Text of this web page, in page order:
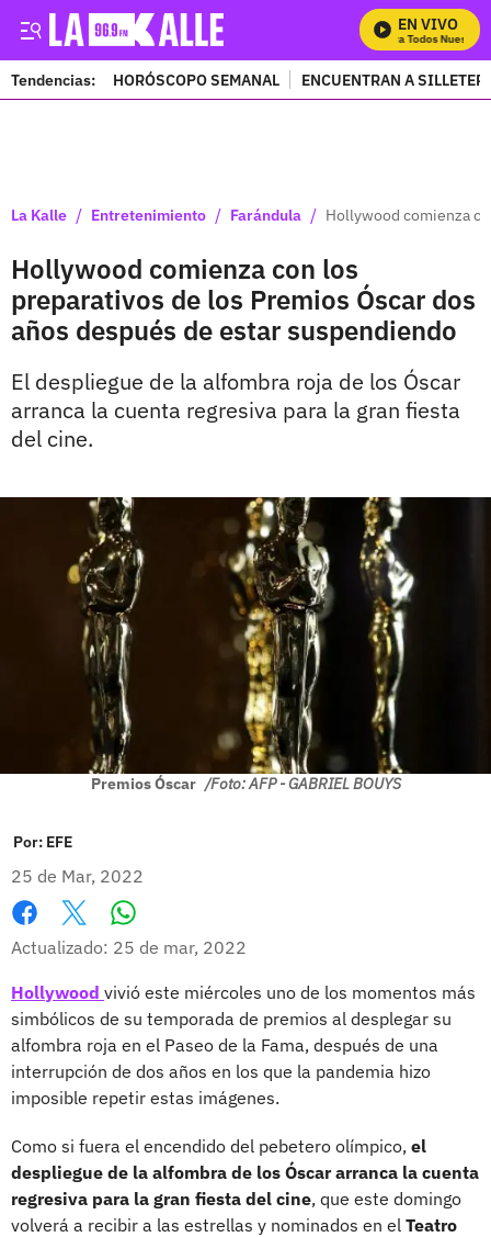
EN VIVO
Mira Todos Nuestros
Tendencias: HORÓSCOPO SEMANAL ENCUENTRAN A
La Kalle / Entretenimiento / Farándula / Hollywood comienza
Hollywood comienza con los
preparativos de los Premios Óscar dos
años después de estar suspendiendo
El despliegue de la alfombra roja de los Óscar
arranca la cuenta regresiva para la gran fiesta
del cine.
Premios Óscar /Foto: AFP - GABRIEL BOUYS
Por: EFE
25 de Mar, 2022
Facebook
X
Actualizado: 25 de mar, 2022
Hollywood vivió este miércoles uno de los momentos más
simbólicos de su temporada de premios al desplegar su
alfombra roja en el Paseo de la Fama, después de una
interrupción de dos años en los que la pandemia hizo
imposible repetir estas imágenes.
Como si fuera el encendido del pebetero olímpico, el
despliegue de la alfombra de los Óscar arranca la cuenta
regresiva para la gran fiesta del cine, que este domingo
volverá a recibir a las estrellas y nominados en el Teatro